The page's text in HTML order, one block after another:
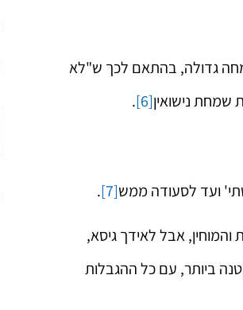
גדולה, בהתאם לכך ש"לא
נישואין[6]
.
ועד לסעודה ממש[7]
.
אבל לאידך גיסא,
ביותר, עם כל ההגבלות
התאחדות החסידים מעניקה
לנו את הכח הפורה לפעילות